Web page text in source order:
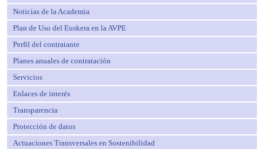
Noticias de la Academia
Plan de Uso del Euskera en la AVPE
Perfil del contratante
Planes anuales de contratación
Servicios
Enlaces de interés
Transparencia
Protección de datos
Actuaciones Transversales en Sostenibilidad